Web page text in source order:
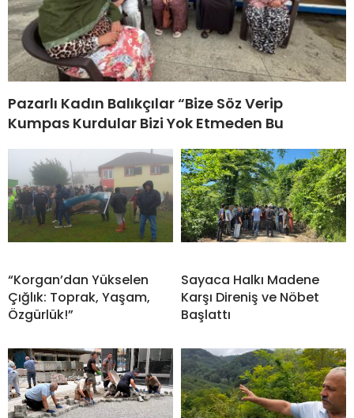
Pazarlı Kadın Balıkçılar “Bize Söz Verip
Kumpas Kurdular Bizi Yok Etmeden Bu
“Korgan’dan Yükselen
Çığlık: Toprak, Yaşam,
Özgürlük!”
Sayaca Halkı Madene
Karşı Direniş ve Nöbet
Başlattı